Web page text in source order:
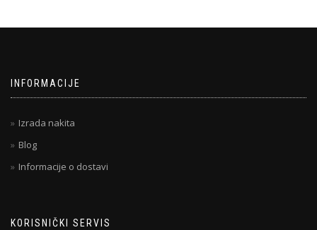
INFORMACIJE
Izrada nakita
Blog
Informacije o dostavi
KORISNIČKI SERVIS